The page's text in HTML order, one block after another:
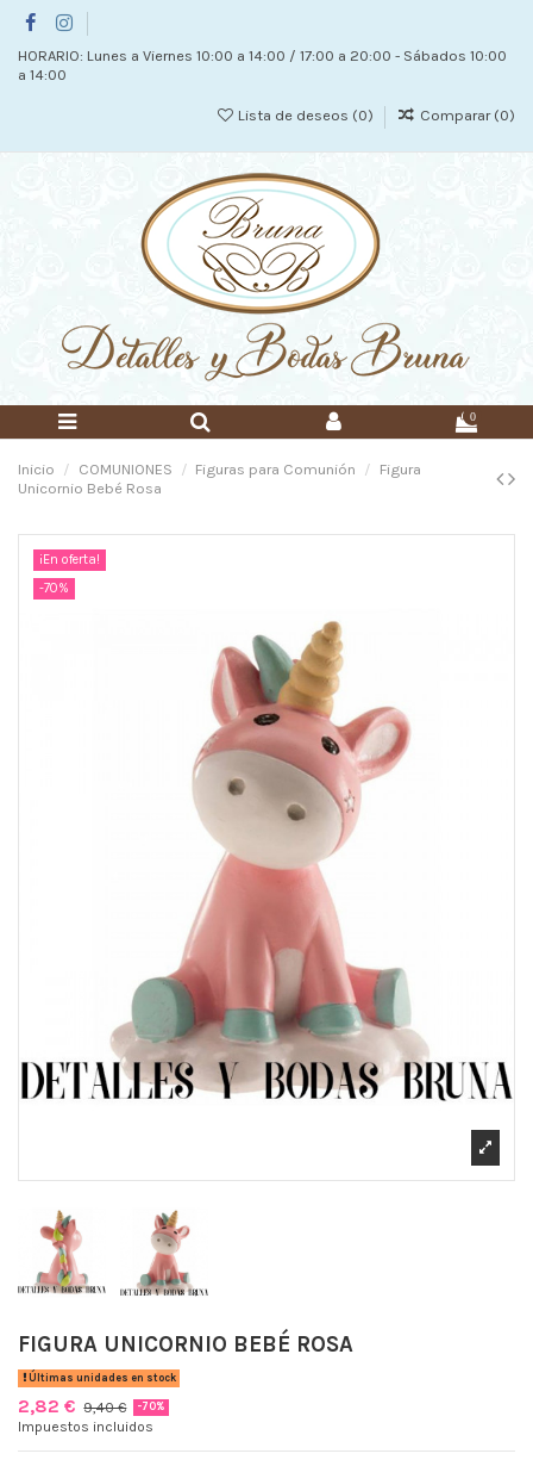
HORARIO: Lunes a Viernes 10:00 a 14:00 / 17:00 a 20:00 - Sábados 10:00
a 14:00
Lista de deseos (0) Comparar (0)
0
Inicio COMUNIONES Figuras para Comunión
Figura
Unicornio Bebé Rosa
¡En oferta!
-70%
FIGURA UNICORNIO BEBÉ ROSA
Últimas unidades en stock
2,82 € 9,40 € -70%
Impuestos incluidos